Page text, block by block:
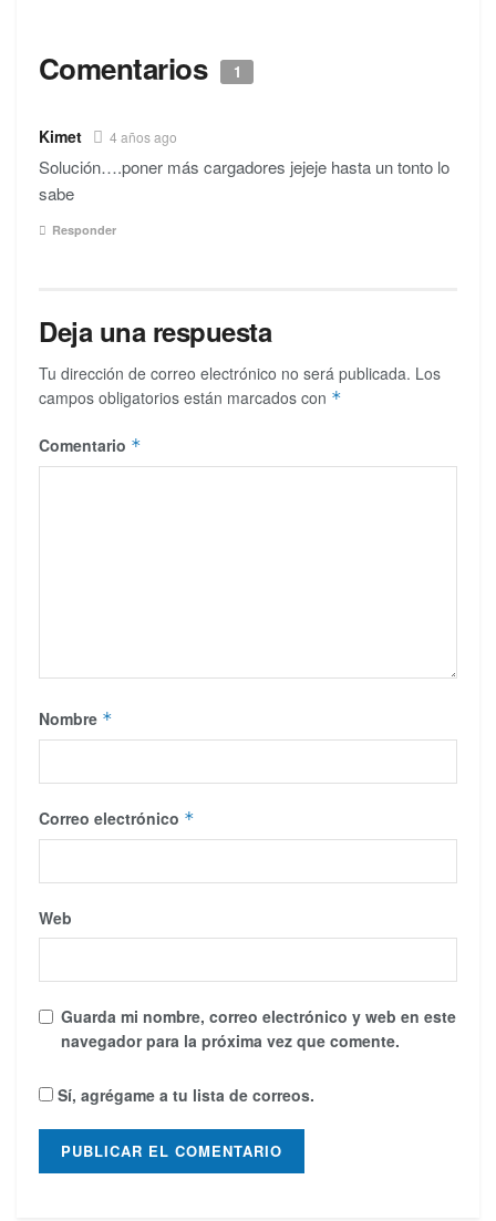
Comentarios 1
Kimet 4 años ago
Solución….poner más cargadores jejeje hasta un tonto lo
sabe
Responder
Deja una respuesta
Tu dirección de correo electrónico no será publicada. Los
campos obligatorios están marcados con *
Comentario *
Nombre *
Correo electrónico *
Web
Guarda mi nombre, correo electrónico y web en este
navegador para la próxima vez que comente.
Sí, agrégame a tu lista de correos.